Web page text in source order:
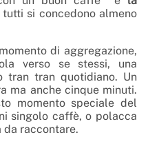
si concedono almeno
di aggregazione,
verso se stessi, una
tran tran quotidiano. Un
ma anche cinque minuti.
momento speciale del
singolo caffè, o polacca
da raccontare.